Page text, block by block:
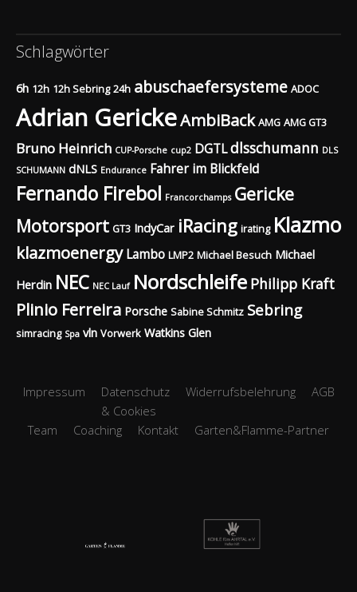
Schlagwörter
6h 12h 12h Sebring 24h abuschaefersysteme ADOC
Adrian GerickeAmbiBack AMG AMG GT3
Bruno Heinrich CUP-Porsche cup2 DGTLdlsschumann DLS
SCHUMANN dNLS Endurance Fahrer im Blickfeld
Fernando Firebol Francorchamps Gericke
Motorsport GT3 IndyCar iRacing irating Klazmo
klazmoenergy Lambo LMP2 Michael Besuch Michael
Herdin NEC NEC Lauf Nordschleife Philipp Kraft
Plinio Ferreira Porsche Sabine Schmitz Sebring
simracing Spa vln Vorwerk Watkins Glen
Impressum
Datenschutz
& Cookies
Widerrufsbelehrung AGB
Team Coaching Kontakt Garten&Flamme-Partner